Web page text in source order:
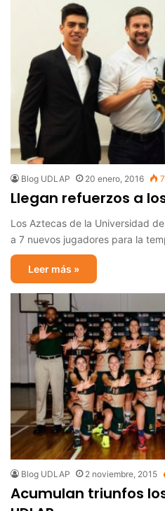
Blog UDLAP 20 enero, 2016
Llegan refuerzos a
Los Aztecas de la Universidad
a 7 nuevos jugadores para la
Leer más »
Blog UDLAP 2 noviembre, 2015
Acumulan triunfos